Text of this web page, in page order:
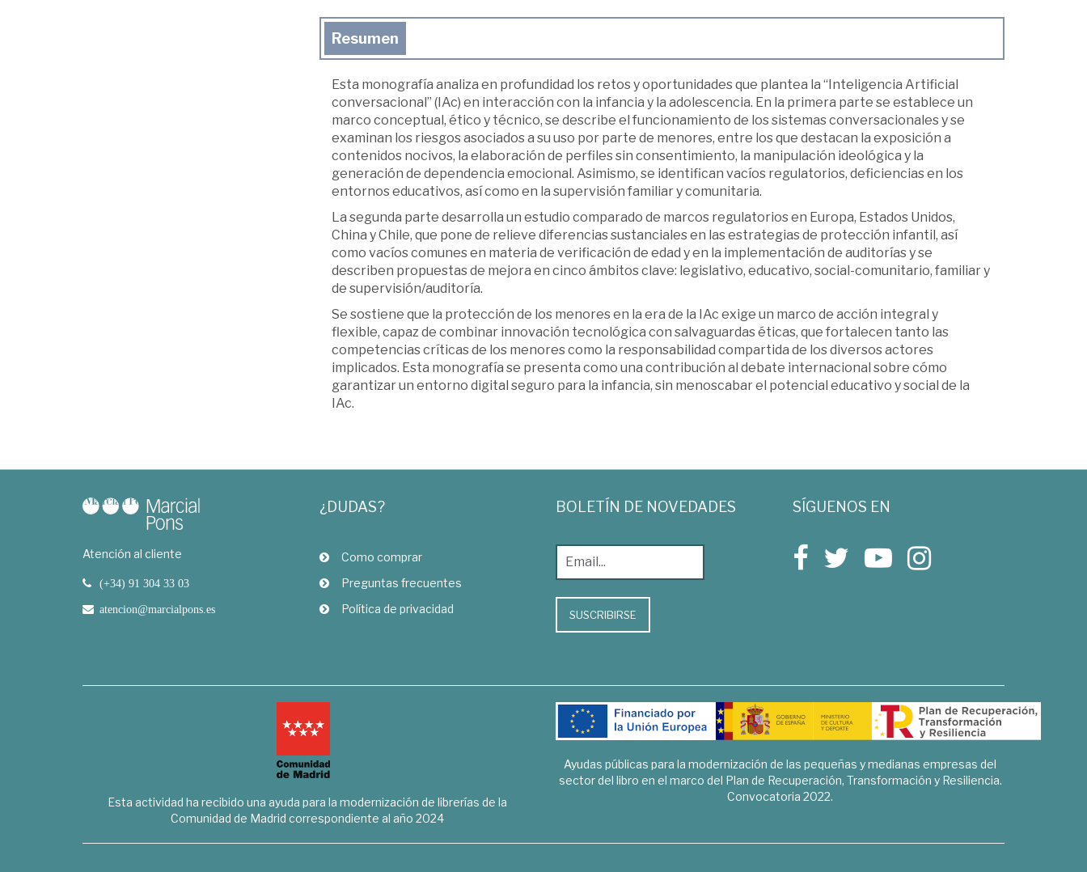
Resumen
Esta monografía analiza en profundidad los retos y oportunidades que plantea la “Inteligencia Artificial
conversacional” (IAc) en interacción con la infancia y la adolescencia. En la primera parte se establece un
marco conceptual, ético y técnico, se describe el funcionamiento de los sistemas conversacionales y se
examinan los riesgos asociados a su uso por parte de menores, entre los que destacan la exposición a
contenidos nocivos, la elaboración de perfiles sin consentimiento, la manipulación ideológica y la
generación de dependencia emocional. Asimismo, se identifican vacíos regulatorios, deficiencias en los
entornos educativos, así como en la supervisión familiar y comunitaria.
La segunda parte desarrolla un estudio comparado de marcos regulatorios en Europa, Estados Unidos,
China y Chile, que pone de relieve diferencias sustanciales en las estrategias de protección infantil, así
como vacíos comunes en materia de verificación de edad y en la implementación de auditorías y se
describen propuestas de mejora en cinco ámbitos clave: legislativo, educativo, social-comunitario, familiar y
de supervisión/auditoría.
Se sostiene que la protección de los menores en la era de la IAc exige un marco de acción integral y
flexible, capaz de combinar innovación tecnológica con salvaguardas éticas, que fortalecen tanto las
competencias críticas de los menores como la responsabilidad compartida de los diversos actores
implicados. Esta monografía se presenta como una contribución al debate internacional sobre cómo
garantizar un entorno digital seguro para la infancia, sin menoscabar el potencial educativo y social de la
IAc.
Atención al cliente
(+34) 91 304 33 03
atencion@marcialpons.es
¿DUDAS?
Como comprar
Preguntas frecuentes
Política de privacidad
BOLETÍN DE NOVEDADES
SUSCRIBIRSE
SÍGUENOS EN
Esta actividad ha recibido una ayuda para la modernización de librerías de la
Comunidad de Madrid correspondiente al año 2024
Ayudas públicas para la modernización de las pequeñas y medianas empresas del
sector del libro en el marco del Plan de Recuperación, Transformación y Resiliencia.
Convocatoria 2022.